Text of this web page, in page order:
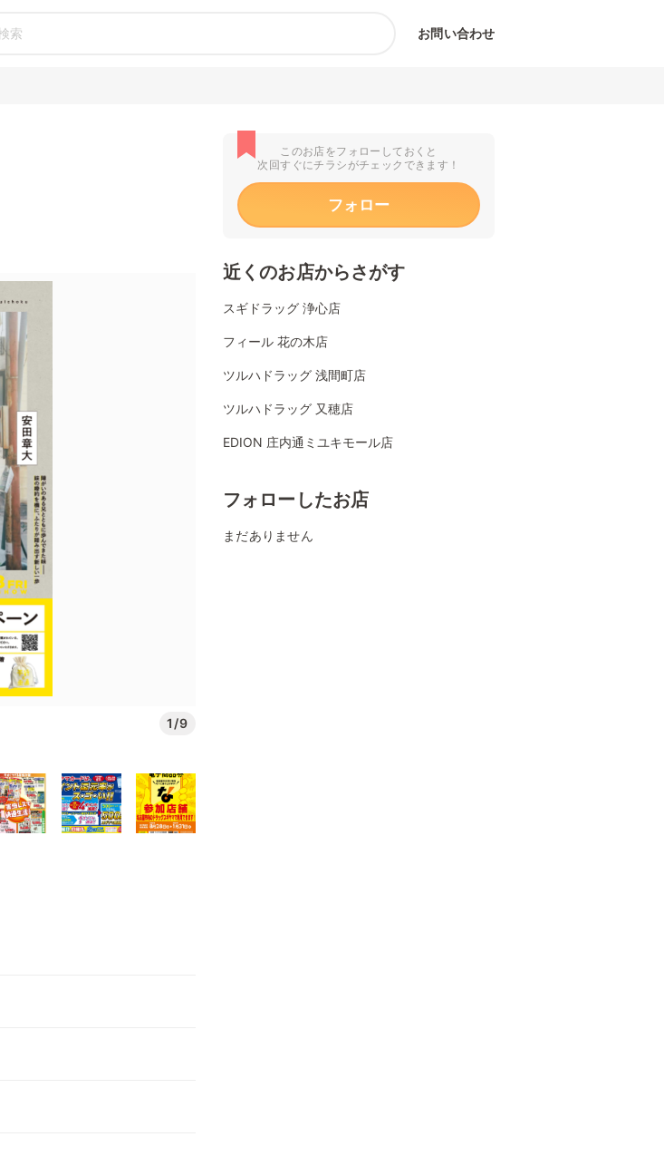
お問い合わせ
1/9
このお店をフォローしておくと
次回すぐにチラシがチェックできます！
フォロー
近くのお店からさがす
スギドラッグ 浄心店
フィール 花の木店
ツルハドラッグ 浅間町店
ツルハドラッグ 又穂店
EDION 庄内通ミユキモール店
フォローしたお店
まだありません